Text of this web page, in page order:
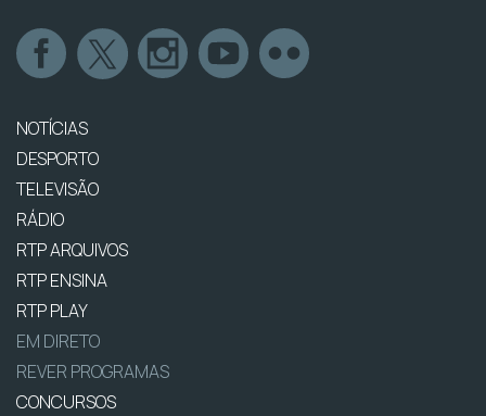
NOTÍCIAS
DESPORTO
TELEVISÃO
RÁDIO
RTP ARQUIVOS
RTP ENSINA
RTP PLAY
EM DIRETO
REVER PROGRAMAS
CONCURSOS